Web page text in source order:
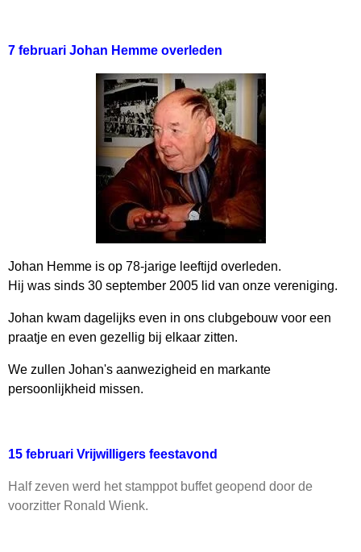
7 februari Johan Hemme overleden
Johan Hemme is op 78-jarige leeftijd overleden.
Hij was sinds 30 september 2005 lid van onze vereniging.
Johan kwam dagelijks even in ons clubgebouw voor een
praatje en even gezellig bij elkaar zitten.
We zullen Johan's aanwezigheid en markante
persoonlijkheid missen.
15 februari Vrijwilligers feestavond
Half zeven werd het stamppot buffet geopend door de
voorzitter Ronald Wienk.